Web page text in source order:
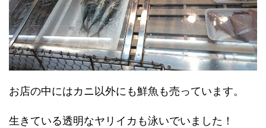
お店の中にはカニ以外にも鮮魚も売っています。
生きている透明なヤリイカも泳いでいました！